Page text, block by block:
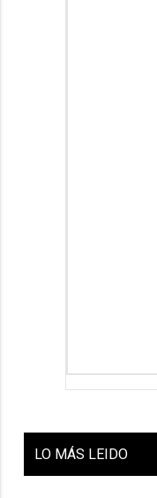
LO MÁS LEIDO